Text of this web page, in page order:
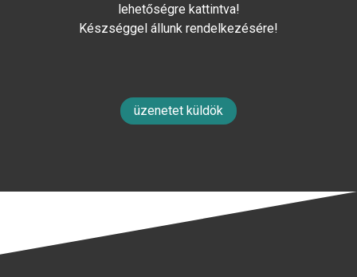
lehetőségre kattintva!
Készséggel állunk rendelkezésére!
üzenetet küldök